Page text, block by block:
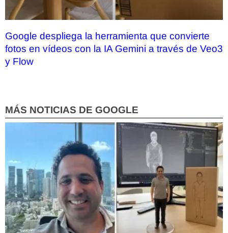
Google despliega la herramienta que convierte
fotos en vídeos con la IA Gemini a través de Veo3
y Flow
MÁS NOTICIAS DE GOOGLE